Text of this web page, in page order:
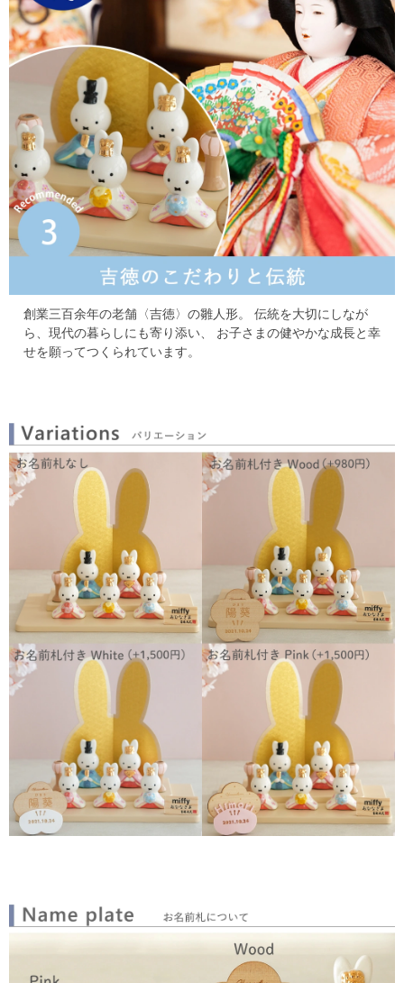
創業三百余年の老舗〈吉徳〉の雛人形。
伝統を大切にしなが
ら、現代の暮らしにも寄り添い、
お子さまの健やかな成長と幸
せを願ってつくられています。